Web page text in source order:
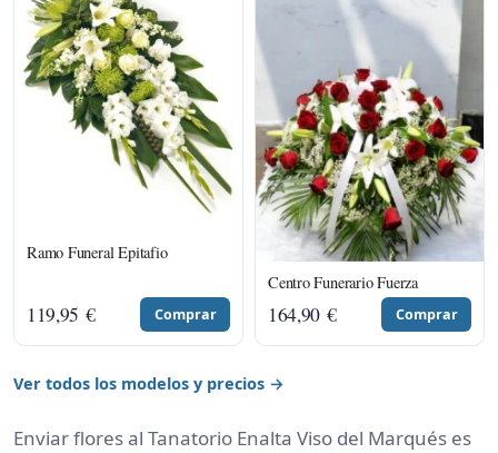
Ramo Funeral Epitafio
119,95 € Comprar
Centro Funerario Fuerza
164,90 € Comprar
Ver todos los modelos y precios →
Enviar flores al Tanatorio Enalta Viso del Marqués es